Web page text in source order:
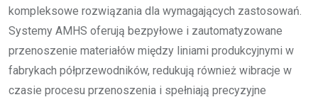
kompleksowe rozwiązania dla wymagających zastosowań.
Systemy AMHS oferują bezpyłowe i zautomatyzowane
przenoszenie materiałów między liniami produkcyjnymi w
fabrykach półprzewodników, redukują również wibracje w
czasie procesu przenoszenia i spełniają precyzyjne